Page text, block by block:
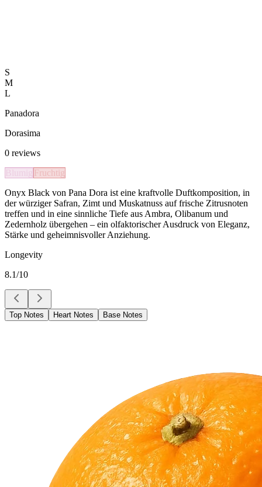
S
M
L
Panadora
Dorasima
0 reviews
Blumig Fruchtig
Onyx Black von Pana Dora ist eine kraftvolle Duftkomposition, in
der würziger Safran, Zimt und Muskatnuss auf frische Zitrusnoten
treffen und in eine sinnliche Tiefe aus Ambra, Olibanum und
Zedernholz übergehen – ein olfaktorischer Ausdruck von Eleganz,
Stärke und geheimnisvoller Anziehung.
Longevity
8.1/10
Top Notes Heart Notes Base Notes